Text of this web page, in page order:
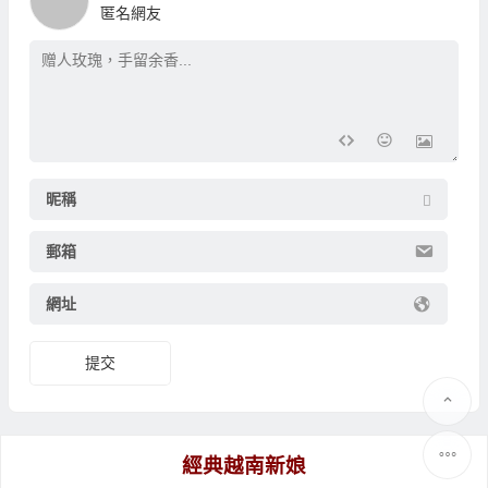
匿名網友
昵稱
郵箱
網址
提交
經典越南新娘